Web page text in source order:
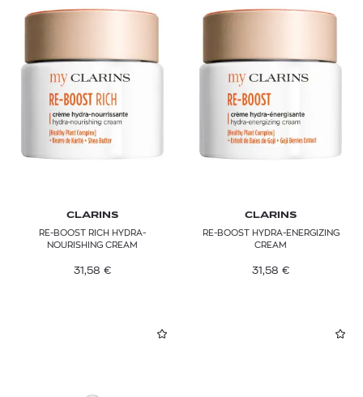
CLARINS
RE-BOOST RICH HYDRA-
NOURISHING CREAM
31,58 €
CLARINS
RE-BOOST HYDRA-ENERGIZING
CREAM
31,58 €